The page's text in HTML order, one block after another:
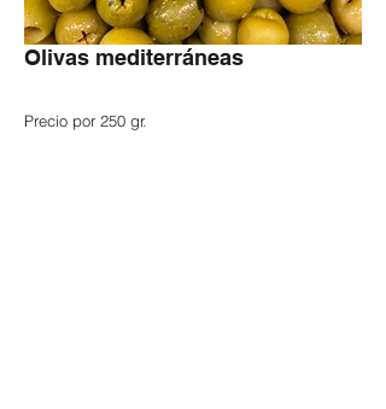
Olivas mediterráneas
Precio por 250 gr.